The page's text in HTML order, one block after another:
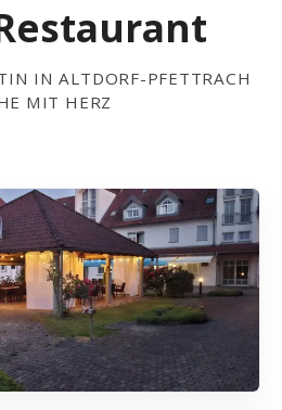
IN ALTDORF-PFETTRACH
MIT HERZ